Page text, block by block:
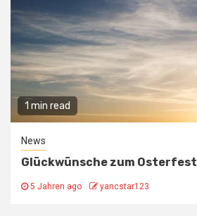
1 min read
News
Glückwünsche zum Osterfest
5 Jahren ago yancstar123